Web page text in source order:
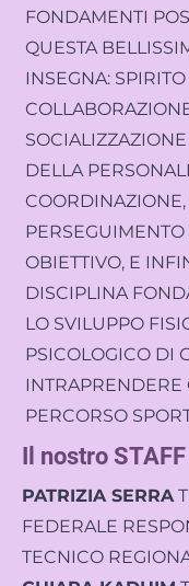
FONDAMENTI
QUESTA
INSEGNA: SPIRITO
DELLA
OBIETTIVO, E
DISCIPLINA
LO SVILUPPO
PSICOLOGICO DI
INTRAPRENDERE
PERCORSO
Il nostro STAFF
PATRIZIA SERRA
FEDERALE
TECNICO